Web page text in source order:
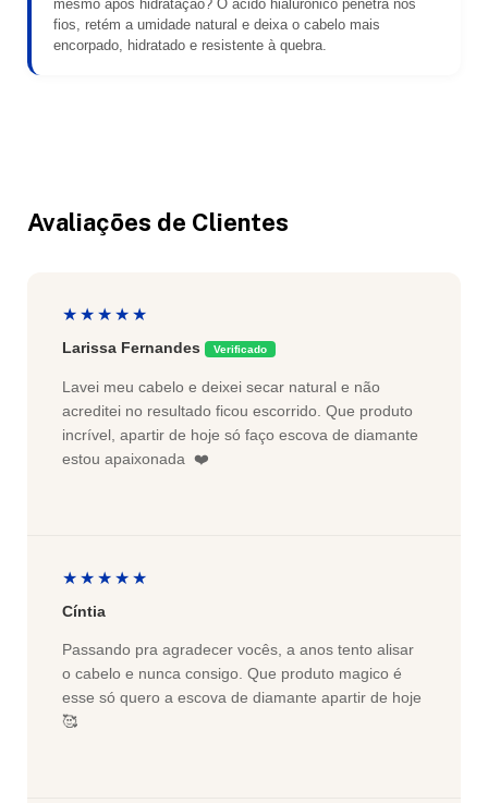
mesmo após hidratação? O ácido hialurônico penetra nos
fios, retém a umidade natural e deixa o cabelo mais
encorpado, hidratado e resistente à quebra.
Avaliações de Clientes
★★★★★
Larissa Fernandes Verificado
Lavei meu cabelo e deixei secar natural e não
acreditei no resultado ficou escorrido. Que produto
incrível, apartir de hoje só faço escova de diamante
estou apaixonada ❤️
★★★★★
Cíntia
Passando pra agradecer vocês, a anos tento alisar
o cabelo e nunca consigo. Que produto magico é
esse só quero a escova de diamante apartir de hoje
🥰